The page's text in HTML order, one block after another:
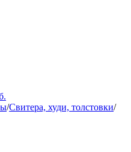
/Свитера, худи, толстовки/